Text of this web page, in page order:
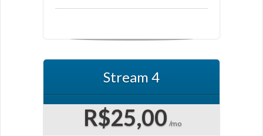
Stream 4
R$25,00 /mo